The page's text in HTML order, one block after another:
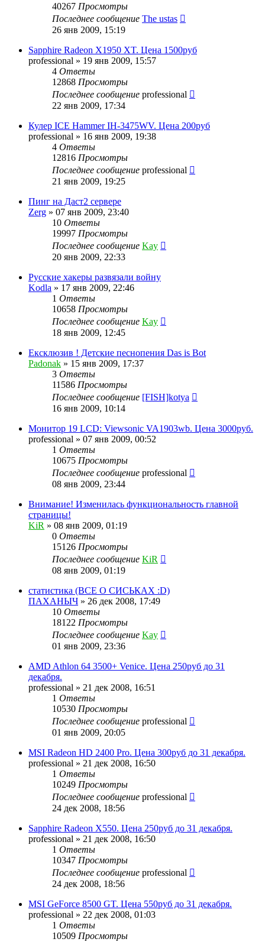
40267 Просмотры
Последнее сообщение The ustas
26 янв 2009, 15:19
Sapphire Radeon X1950 XT. Цена 1500руб
professional » 19 янв 2009, 15:57
4 Ответы
12868 Просмотры
Последнее сообщение professional
22 янв 2009, 17:34
Кулер ICE Hammer IH-3475WV. Цена 200руб
professional » 16 янв 2009, 19:38
4 Ответы
12816 Просмотры
Последнее сообщение professional
21 янв 2009, 19:25
Пинг на Даст2 сервере
Zerg » 07 янв 2009, 23:40
10 Ответы
19997 Просмотры
Последнее сообщение Kay
20 янв 2009, 22:33
Русские хакеры развязали войну
Kodla » 17 янв 2009, 22:46
1 Ответы
10658 Просмотры
Последнее сообщение Kay
18 янв 2009, 12:45
Ексклюзив ! Детские песнопения Das is Bot
Padonak » 15 янв 2009, 17:37
3 Ответы
11586 Просмотры
Последнее сообщение [FISH]kotya
16 янв 2009, 10:14
Монитор 19 LCD: Viewsonic VA1903wb. Цена 3000руб.
professional » 07 янв 2009, 00:52
1 Ответы
10675 Просмотры
Последнее сообщение professional
08 янв 2009, 23:44
Внимание! Изменилась функциональность главной
страницы!
KiR » 08 янв 2009, 01:19
0 Ответы
15126 Просмотры
Последнее сообщение KiR
08 янв 2009, 01:19
статистика (ВСЕ О СИСЬКАХ :D)
ПАХАНЫЧ » 26 дек 2008, 17:49
10 Ответы
18122 Просмотры
Последнее сообщение Kay
01 янв 2009, 23:36
AMD Athlon 64 3500+ Venice. Цена 250руб до 31
декабря.
professional » 21 дек 2008, 16:51
1 Ответы
10530 Просмотры
Последнее сообщение professional
01 янв 2009, 20:05
MSI Radeon HD 2400 Pro. Цена 300руб до 31 декабря.
professional » 21 дек 2008, 16:50
1 Ответы
10249 Просмотры
Последнее сообщение professional
24 дек 2008, 18:56
Sapphire Radeon X550. Цена 250руб до 31 декабря.
professional » 21 дек 2008, 16:50
1 Ответы
10347 Просмотры
Последнее сообщение professional
24 дек 2008, 18:56
MSI GeForce 8500 GT. Цена 550руб до 31 декабря.
professional » 22 дек 2008, 01:03
1 Ответы
10509 Просмотры